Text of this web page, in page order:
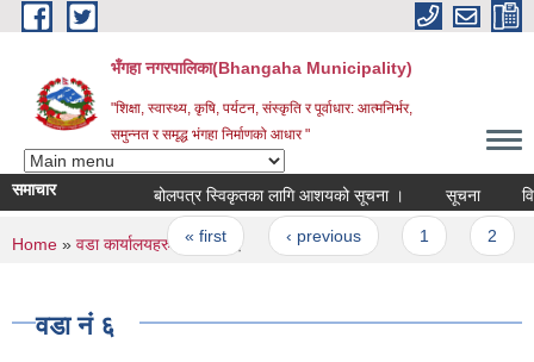
Skip to main content
भँगहा नगरपालिका(Bhangaha Municipality)
"शिक्षा, स्वास्थ्य, कृषि, पर्यटन, संस्कृति र पूर्वाधार: आत्मनिर्भर,
समुन्नत र समृद्ध भंगहा निर्माणको आधार "
समाचार बोलपत्र स्विकृतका लागि आशयको सूचना । सूचना
Pages
« first ‹ previous
You are here
Home » वडा कार्यालयहरु » वडा नं ६
वडा नं ६